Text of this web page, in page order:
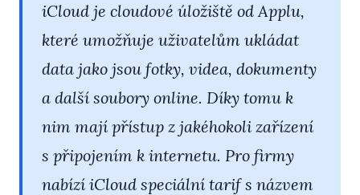
iCloud je cloudové úložiště od Applu,
které umožňuje uživatelům ukládat
data jako jsou fotky, videa, dokumenty
a další soubory online. Díky tomu k
nim mají přístup z jakéhokoli zařízení
s připojením k internetu. Pro firmy
nabízí iCloud speciální tarif s názvem